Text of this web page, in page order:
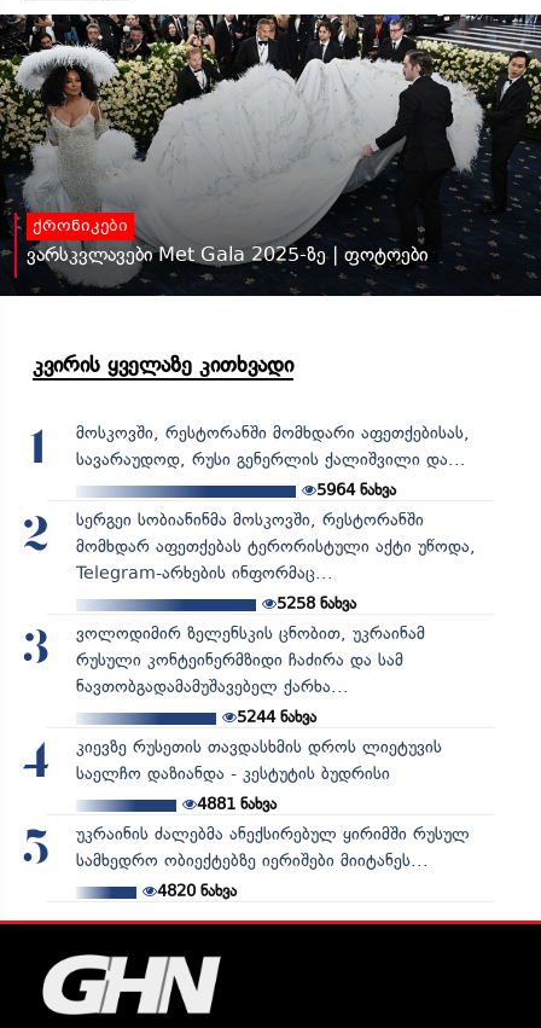
ქრონიკები
ვარსკვლავები Met Gala 2025-ზე | ფოტოები
კვირის ყველაზე კითხვადი
1
მოსკოვში, რესტორანში მომხდარი აფეთქებისას,
სავარაუდოდ, რუსი გენერლის ქალიშვილი და...
5964ნახვა
2
სერგეი სობიანინმა მოსკოვში, რესტორანში
მომხდარ აფეთქებას ტერორისტული აქტი უწოდა,
Telegram-არხების ინფორმაც...
5258ნახვა
3
ვოლოდიმირ ზელენსკის ცნობით, უკრაინამ
რუსული კონტეინერმზიდი ჩაძირა და სამ
ნავთობგადამამუშავებელ ქარხა...
5244ნახვა
4
კიევზე რუსეთის თავდასხმის დროს ლიეტუვის
საელჩო დაზიანდა - კესტუტის ბუდრისი
4881ნახვა
5
უკრაინის ძალებმა ანექსირებულ ყირიმში რუსულ
სამხედრო ობიექტებზე იერიშები მიიტანეს...
4820ნახვა